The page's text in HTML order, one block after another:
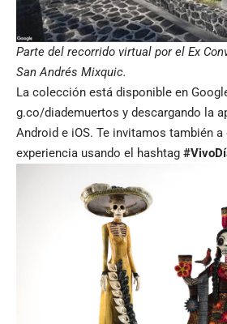
Parte del recorrido virtual por el Ex
San Andrés Mixquic.
La colección está disponible en
g.co/diademuertos y descargando la
Android e iOS. Te invitamos también
experiencia usando el hashtag